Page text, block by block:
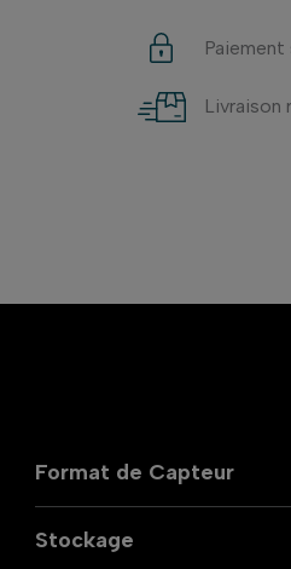
Livraison
Format de Capteur
Stockage